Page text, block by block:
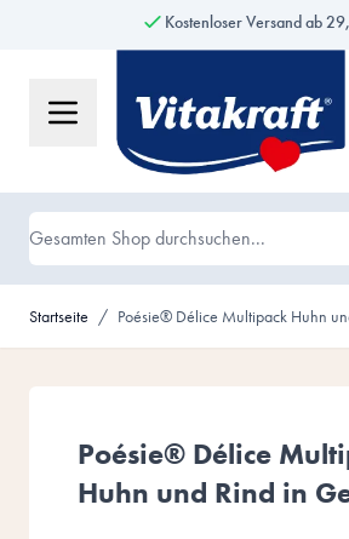
Kostenloser Versand ab
Startseite / Poésie® Délice Multipack Huhn
Poésie® Délice
Huhn und Rind in